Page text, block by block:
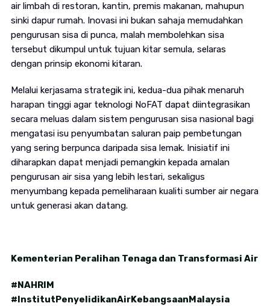
air limbah di restoran, kantin, premis makanan, mahupun
sinki dapur rumah. Inovasi ini bukan sahaja memudahkan
pengurusan sisa di punca, malah membolehkan sisa
tersebut dikumpul untuk tujuan kitar semula, selaras
dengan prinsip ekonomi kitaran.
Melalui kerjasama strategik ini, kedua-dua pihak menaruh
harapan tinggi agar teknologi NoFAT dapat diintegrasikan
secara meluas dalam sistem pengurusan sisa nasional bagi
mengatasi isu penyumbatan saluran paip pembetungan
yang sering berpunca daripada sisa lemak. Inisiatif ini
diharapkan dapat menjadi pemangkin kepada amalan
pengurusan air sisa yang lebih lestari, sekaligus
menyumbang kepada pemeliharaan kualiti sumber air negara
untuk generasi akan datang.
Kementerian Peralihan Tenaga dan Transformasi Air
#NAHRIM
#InstitutPenyelidikanAirKebangsaanMalaysia